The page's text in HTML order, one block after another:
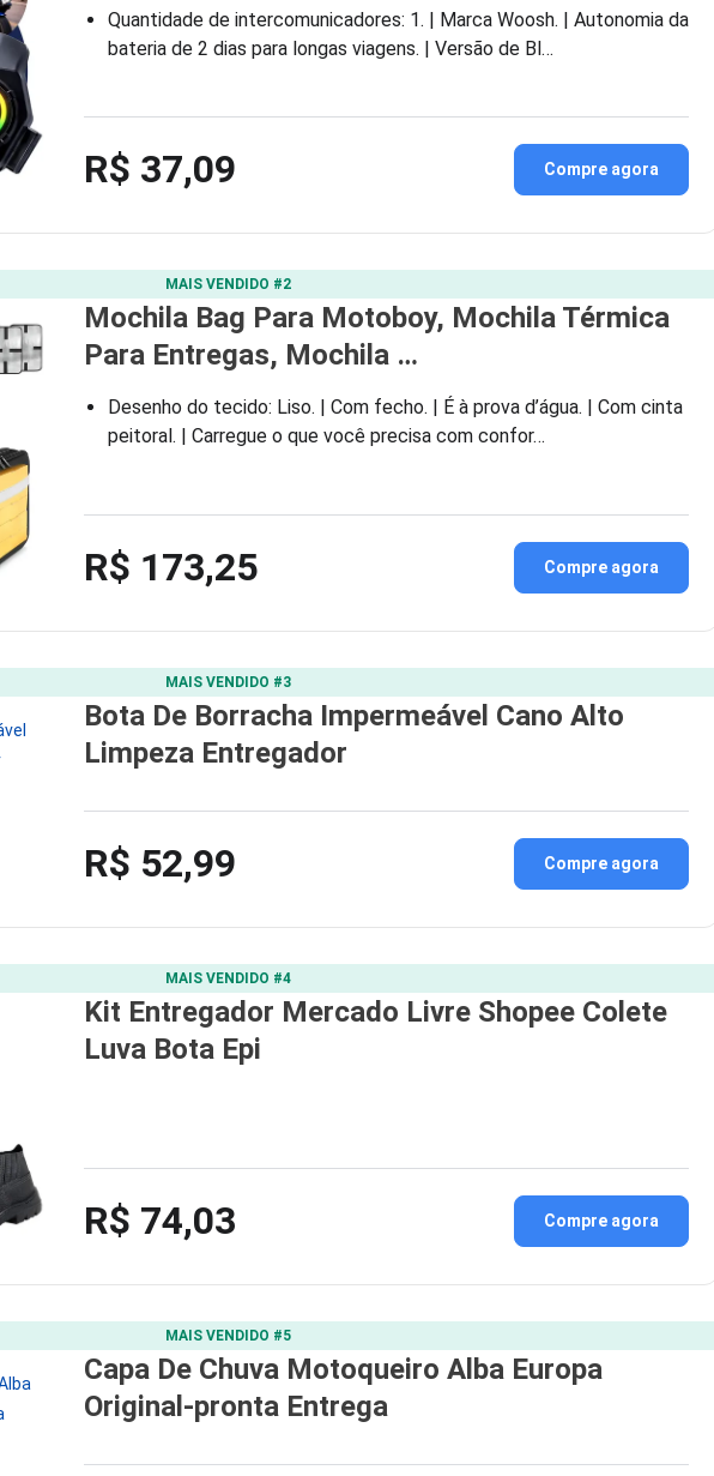
Quantidade de intercomunicadores: 1. | Marca Woosh. | Autonomia da
bateria de 2 dias para longas viagens. | Versão de Bl…
R$ 37,09 Compre agora
MAIS VENDIDO #2
Mochila Bag Para Motoboy, Mochila Térmica
Para Entregas, Mochila …
Desenho do tecido: Liso. | Com fecho. | É à prova d’água. | Com cinta
peitoral. | Carregue o que você precisa com confor…
R$ 173,25 Compre agora
MAIS VENDIDO #3
Bota De Borracha Impermeável Cano Alto
Limpeza Entregador
R$ 52,99 Compre agora
MAIS VENDIDO #4
Kit Entregador Mercado Livre Shopee Colete
Luva Bota Epi
R$ 74,03 Compre agora
MAIS VENDIDO #5
Capa De Chuva Motoqueiro Alba Europa
Original-pronta Entrega